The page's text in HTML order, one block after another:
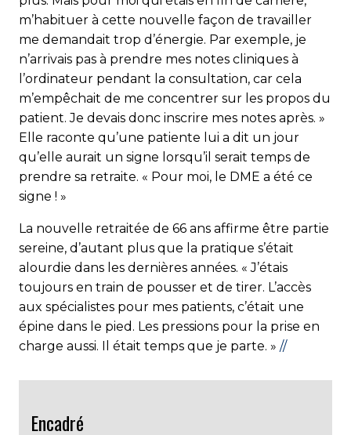
m’habituer à cette nouvelle façon de travailler
me demandait trop d’énergie. Par exemple, je
n’arrivais pas à prendre mes notes cliniques à
l’ordinateur pendant la consultation, car cela
m’empêchait de me concentrer sur les propos du
patient. Je devais donc inscrire mes notes après. »
Elle raconte qu’une patiente lui a dit un jour
qu’elle aurait un signe lorsqu’il serait temps de
prendre sa retraite. « Pour moi, le DME a été ce
signe ! »
La nouvelle retraitée de 66 ans affirme être partie
sereine, d’autant plus que la pratique s’était
alourdie dans les dernières années. « J’étais
toujours en train de pousser et de tirer. L’accès
aux spécialistes pour mes patients, c’était une
épine dans le pied. Les pressions pour la prise en
charge aussi. Il était temps que je parte. » //
Encadré